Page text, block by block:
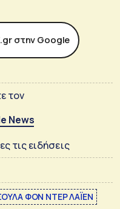
στην Google
τον
News
τις ειδήσεις
ΦΟΝ ΝΤΕΡ ΛΑΪΕΝ